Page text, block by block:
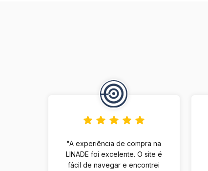
"A experiência de compra na
LINADE foi excelente. O site é
fácil de navegar e encontrei